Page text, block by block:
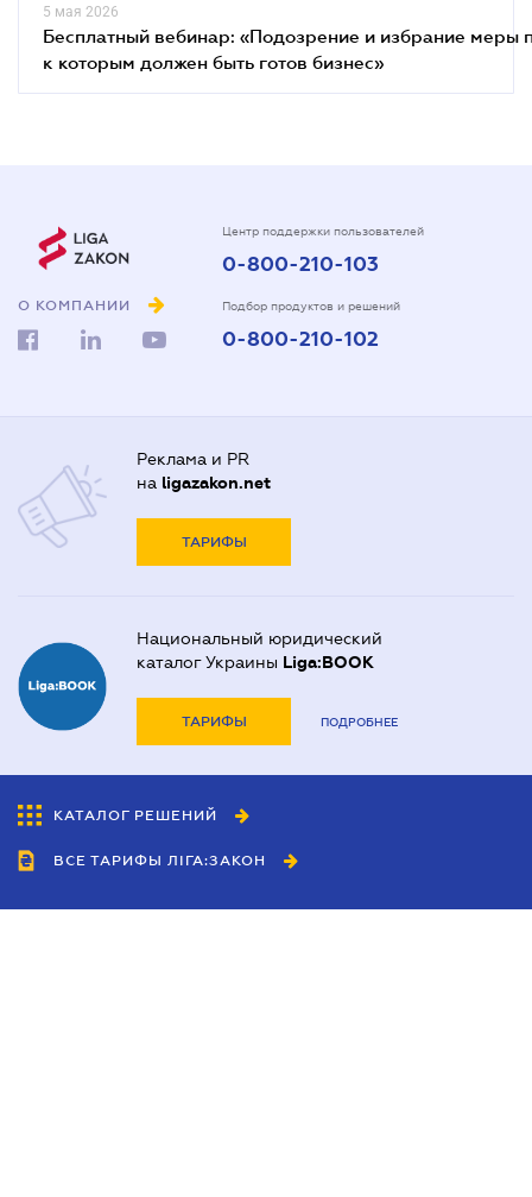
5 мая 2026
Бесплатный вебинар: «Подозрение и избрание меры
к которым должен быть готов бизнес»
О КОМПАНИИ
Центр поддержки пользователей
0-800-210-103
Подбор продуктов и решений
0-800-210-102
Реклама и PR
на ligazakon.net
ТАРИФЫ
Национальный юридический
каталог Украины Liga:BOOK
ТАРИФЫ ПОДРОБНЕЕ
КАТАЛОГ РЕШЕНИЙ
ВСЕ ТАРИФЫ ЛІГА:ЗАКОН